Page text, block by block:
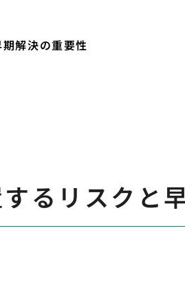
解決の重要性
るリスクと